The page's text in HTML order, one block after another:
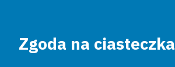
Zgoda na ciasteczka